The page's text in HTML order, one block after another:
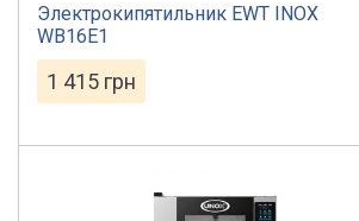
Электрокипятильник EWT INOX
WB16E1
1 415 грн